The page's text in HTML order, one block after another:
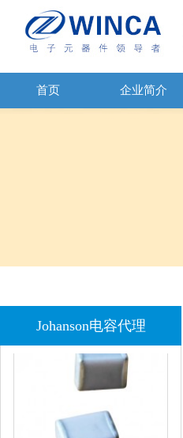
首页 企业简介
Johanson电容代理
JOHANOSN高压贴片电容1206/NPO/1000V/220PF/J档封装